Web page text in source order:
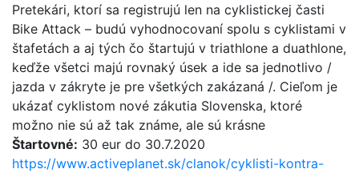
Pretekári, ktorí sa registrujú len na cyklistickej časti
Bike Attack – budú vyhodnocovaní spolu s cyklistami v
štafetách a aj tých čo štartujú v triathlone a duathlone,
keďže všetci majú rovnaký úsek a ide sa jednotlivo /
jazda v zákryte je pre všetkých zakázaná /. Cieľom je
ukázať cyklistom nové zákutia Slovenska, ktoré
možno nie sú až tak známe, ale sú krásne
Štartovné: 30 eur do 30.7.2020
https://www.activeplanet.sk/clanok/cyklisti-kontra-